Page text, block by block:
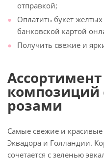
отправкой;
Оплатить букет
банковской картой
Получить свежие и
розами
Самые свежие и
Эквадора и Голландии.
сочетается с зеленью